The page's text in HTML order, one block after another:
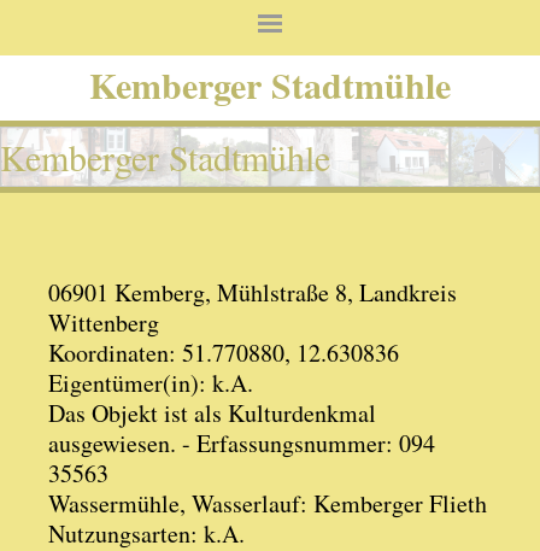
Kemberger Stadtmühle
Kemberger Stadtmühle
06901 Kemberg, Mühlstraße 8, Landkreis
Wittenberg
Koordinaten: 51.770880, 12.630836
Eigentümer(in): k.A.
Das Objekt ist als Kulturdenkmal
ausgewiesen. - Erfassungsnummer: 094
35563
Wassermühle, Wasserlauf: Kemberger Flieth
Nutzungsarten: k.A.